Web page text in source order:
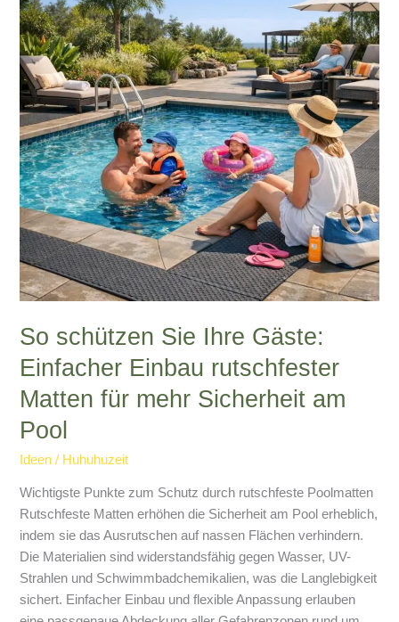
So schützen Sie Ihre Gäste:
Einfacher Einbau rutschfester
Matten für mehr Sicherheit am
Pool
Ideen / Huhuhuzeit
Wichtigste Punkte zum Schutz durch rutschfeste Poolmatten
Rutschfeste Matten erhöhen die Sicherheit am Pool erheblich,
indem sie das Ausrutschen auf nassen Flächen verhindern.
Die Materialien sind widerstandsfähig gegen Wasser, UV-
Strahlen und Schwimmbadchemikalien, was die Langlebigkeit
sichert. Einfacher Einbau und flexible Anpassung erlauben
Ihre
Gäste:
Einfacher
Einbau
rutschfester
Matten
für
mehr
Sicherheit
am
Pool